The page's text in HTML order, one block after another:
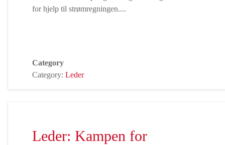
for hjelp til strømregningen....
Category
Category: Leder
Leder: Kampen for